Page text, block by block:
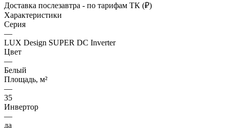
Доставка послезавтра - по тарифам ТК (₽)
Характеристики
Серия
—
LUX Design SUPER DC Inverter
Цвет
—
Белый
Площадь, м²
—
35
Инвертор
—
да